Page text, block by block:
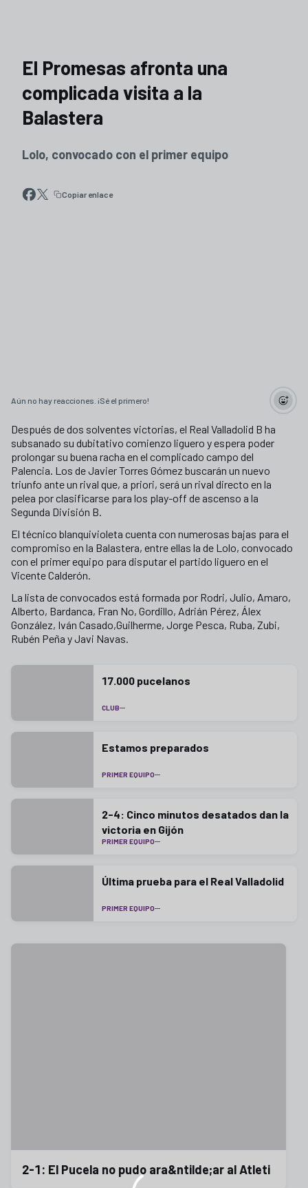
El Promesas afronta una
complicada visita a la
Balastera
Lolo, convocado con el primer equipo
Copiar enlace
Aún no hay reacciones. ¡Sé el primero!
Después de dos solventes victorias, el Real Valladolid B ha
subsanado su dubitativo comienzo liguero y espera poder
prolongar su buena racha en el complicado campo del
Palencia. Los de Javier Torres Gómez buscarán un nuevo
triunfo ante un rival que, a priori, será un rival directo en la
pelea por clasificarse para los play-off de ascenso a la
Segunda División B.
El técnico blanquivioleta cuenta con numerosas bajas para el
compromiso en la Balastera, entre ellas la de Lolo, convocado
con el primer equipo para disputar el partido liguero en el
Vicente Calderón.
La lista de convocados está formada por Rodri, Julio, Amaro,
Alberto, Bardanca, Fran No, Gordillo, Adrián Pérez, Álex
González, Iván Casado,Guilherme, Jorge Pesca, Ruba, Zubi,
Rubén Peña y Javi Navas.
17.000 pucelanos
CLUB
Estamos preparados
PRIMER EQUIPO
2-4: Cinco minutos desatados dan la
victoria en Gijón
PRIMER EQUIPO
Última prueba para el Real Valladolid
PRIMER EQUIPO
2-1: El Pucela no pudo ara&ntilde;ar al Atleti